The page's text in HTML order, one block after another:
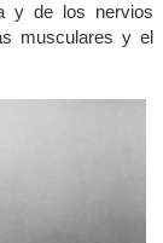
y de los nervios
musculares y el